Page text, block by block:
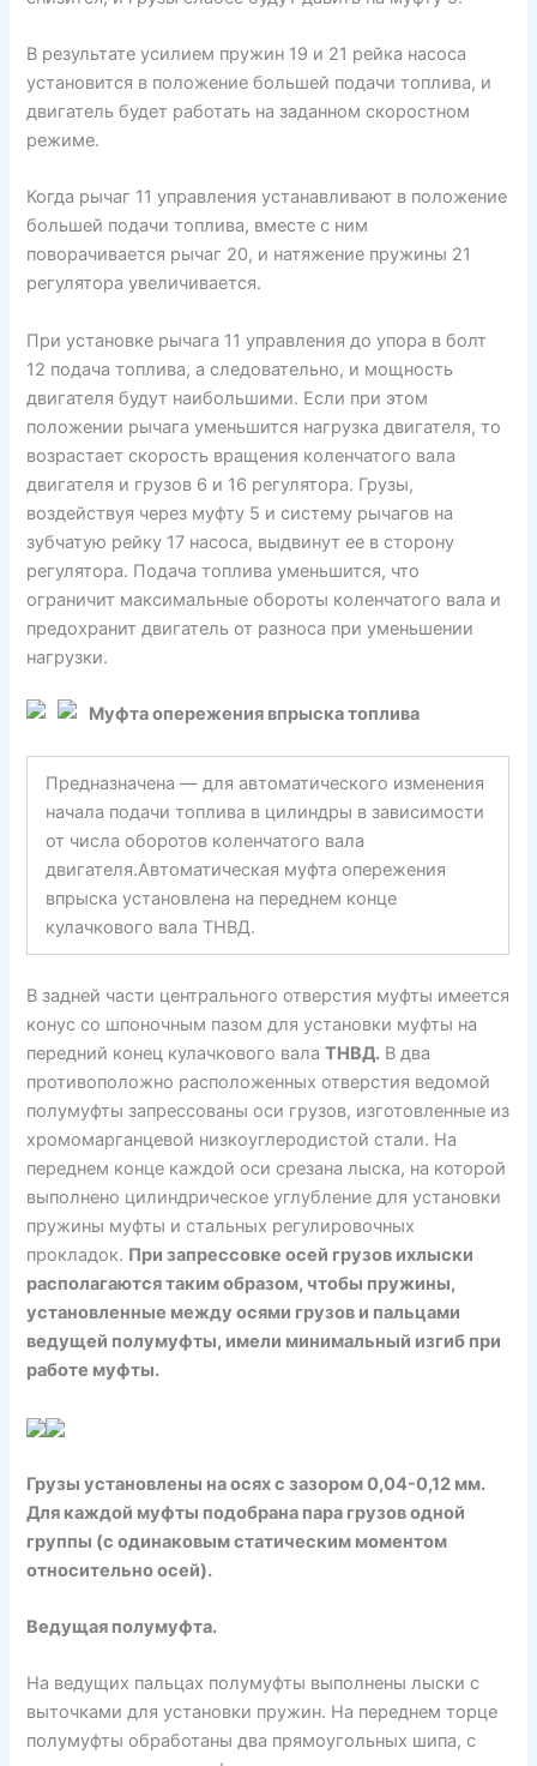
В результате усилием пружин 19 и 21 рейка насоса
установится в положение большей подачи топлива, и
двигатель будет работать на заданном скоростном
режиме.
Когда рычаг 11 управления устанавливают в положение
большей подачи топлива, вместе с ним
поворачивается рычаг 20, и натяжение пружины 21
регулятора увеличивается.
При установке рычага 11 управления до упора в болт
12 подача топлива, а следовательно, и мощность
двигателя будут наибольшими. Если при этом
положении рычага уменьшится нагрузка двигателя, то
возрастает скорость вращения коленчатого вала
двигателя и грузов 6 и 16 регулятора. Грузы,
воздействуя через муфту 5 и систему рычагов на
зубчатую рейку 17 насоса, выдвинут ее в сторону
регулятора. Подача топлива уменьшится, что
ограничит максимальные обороты коленчатого вала и
предохранит двигатель от разноса при уменьшении
нагрузки.
Муфта опережения впрыска топлива
Предназначена — для автома­тического изменения
начала подачи топлива в цилиндры в зависи­мости
от числа оборотов коленчатого вала
двигателя.Автоматическая муфта опережения
впрыска установлена на переднем конце
кулачкового вала ТНВД.
В задней части центрального отверстия муфты имеется
конус со шпоночным пазом для установки муфты на
передний конец кулачкового валаТНВД. В два
противоположно расположенных отвер­стия ведомой
полумуфты запрессованы оси грузов, изго­товленные из
хромомарганцевой низкоуглеродистой стали. На
переднем конце каждой оси срезана лыска, на которой
выполнено цилиндрическое углубление для установки
пружины муфты и стальных регулировочных
прокладок. При запрессовке осей грузов ихлыски
располагаются таким образом, чтобы пружины,
установленные между осями грузов и пальцами
ведущей полумуфты, имели минимальный изгиб при
работе муфты.
Грузы установлены на осях с зазором 0,04-0,12 мм.
Для каждой муфты подобрана пара грузов одной
группы (с одинаковым статическим моментом
относительно осей).
Ведущая полумуфта.
На ведущих пальцах полумуфты выполнены лыски с
выточками для установки пружин. На переднем торце
полумуфты обработаны два прямоугольных шипа, с